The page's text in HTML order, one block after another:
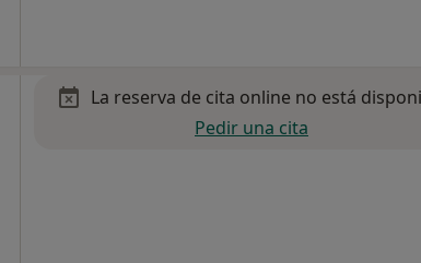
La reserva de cita online no está
Pedir una cita